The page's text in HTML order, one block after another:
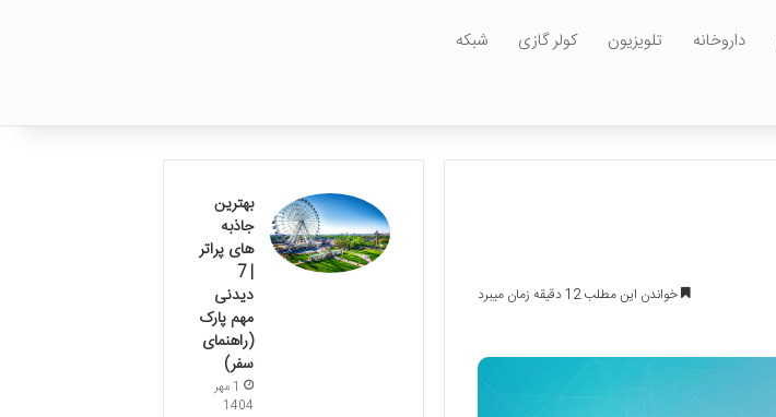
داروخانه تلویزیون کولر گازی شبکه
خواندن این مطلب 12 دقیقه زمان میبرد
بهترین
جاذبه
های پراتر
| 7
دیدنی
مهم پارک
(راهنمای
سفر)
1 مهر
1404